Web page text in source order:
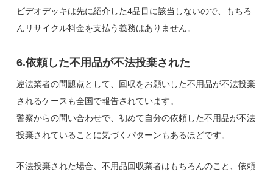
ビデオデッキは先に紹介した4品目に該当しないので、もちろ
んリサイクル料金を支払う義務はありません。
6.依頼した不用品が不法投棄された
違法業者の問題点として、回収をお願いした不用品が不法投棄
されるケースも全国で報告されています。
警察からの問い合わせで、初めて自分の依頼した不用品が不法
投棄されていることに気づくパターンもあるほどです。
不法投棄された場合、不用品回収業者はもちろんのこと、依頼